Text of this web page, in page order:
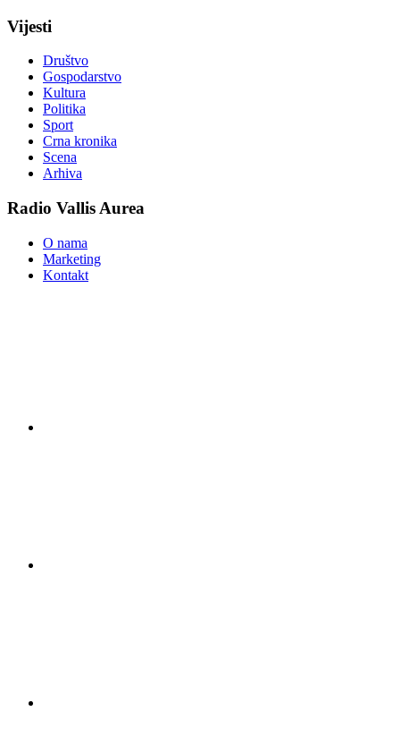
Vijesti
Društvo
Gospodarstvo
Kultura
Politika
Sport
Crna kronika
Scena
Arhiva
Radio Vallis Aurea
O nama
Marketing
Kontakt